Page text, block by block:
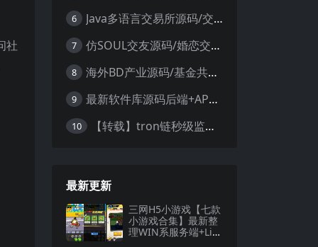
社
6 Java多语言交易所源码/交割合约/永续合约/币币/java服务端
7 仿SOUL交友源码/婚恋交友源码/社交友附近人婚恋约仿陌陌APP源码系统
8 海外BD产业源码/基金共享投资理财源码
9 最新软件库源码后端+APP端源码
10 【转载】tron链秒级监控授权+查余额+提币 全开源带视频教程文字教程
最新更新
三网H5小游戏【七款
小游戏合集】最新整
理WIN系服务端+Lin